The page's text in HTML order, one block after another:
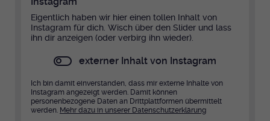
Eigentlich haben wir hier einen tollen Inhalt von
Instagram für dich. Wisch über den Slider und lass
ihn dir anzeigen (oder verbirg ihn wieder).
externer Inhalt von Instagram
Ich bin damit einverstanden, dass mir externe Inhalte von
Instagram angezeigt werden. Damit können
personenbezogene Daten an Drittplattformen übermittelt
werden. Mehr dazu in unserer Datenschutzerklärung
Zweck
festzustellen ob ein Benutzer im TYPO3
Backend eingelogged ist und die Seite
Name fe_typo_user
Anbieter EKHN
Name _pk_id.424
Laufzeit 13 Monate
Zweck Einzigartige Besucher ID.
Cookie-Informationen anzeigen
Marketing
Name _fbp
Cookie-Informationen anzeigen